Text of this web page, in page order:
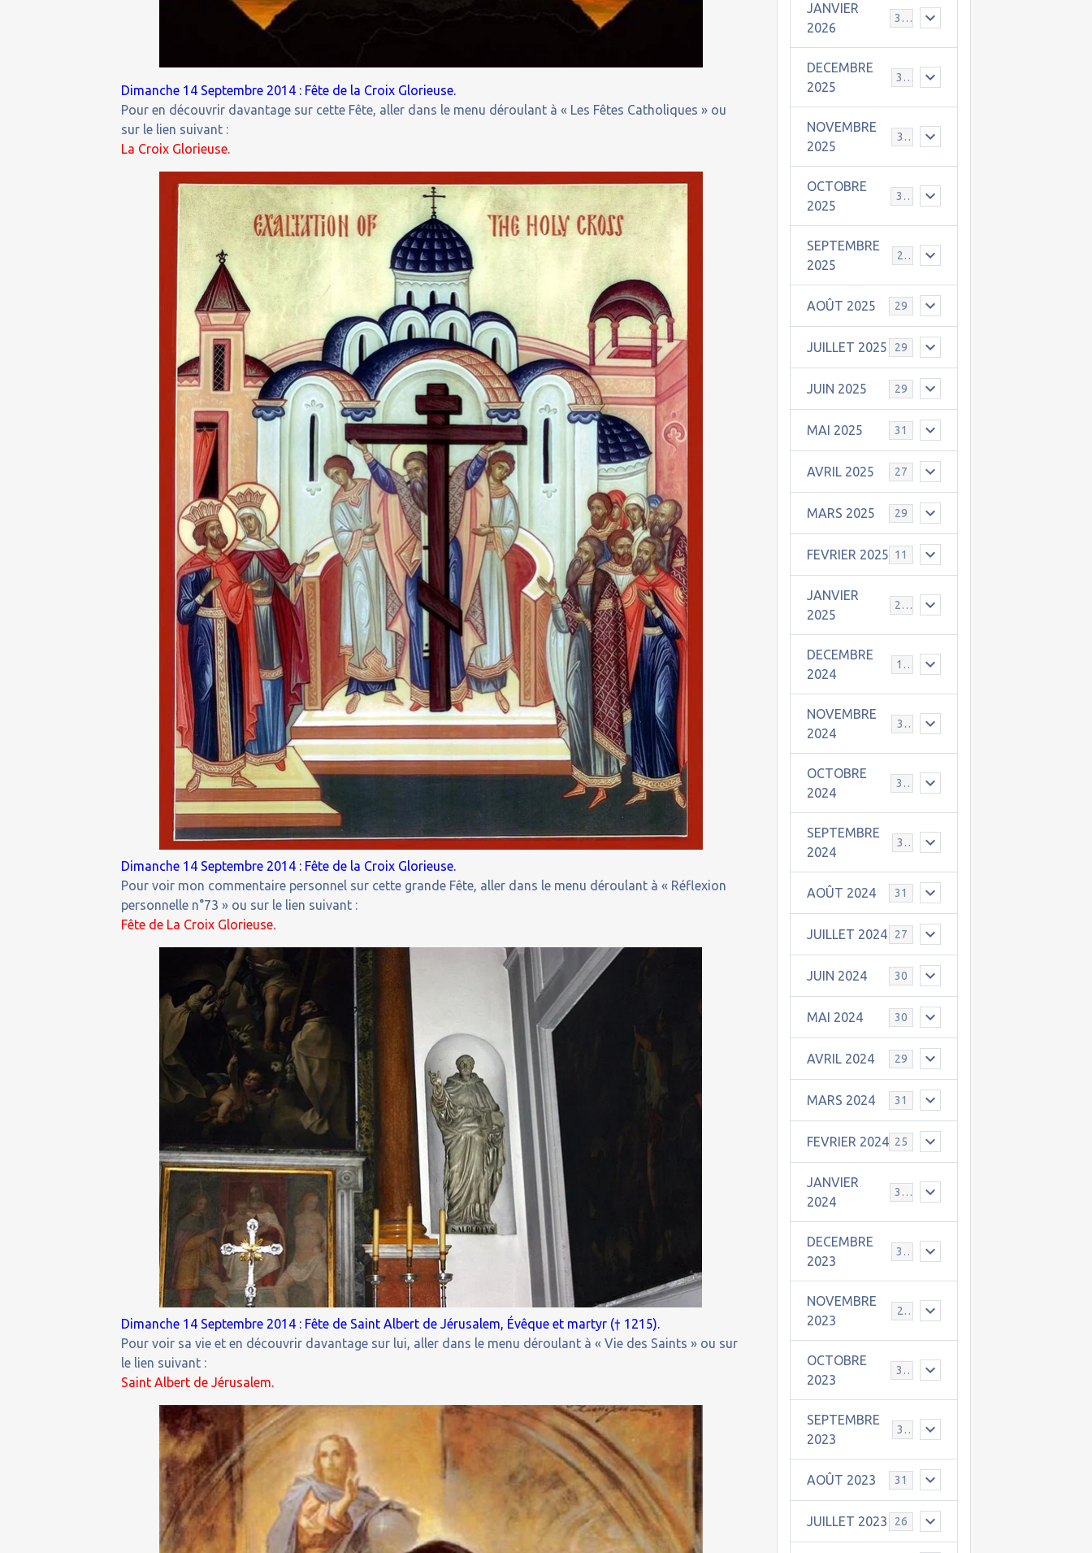
Dimanche 14 Septembre 2014 : Fête de la Croix Glorieuse.
Pour en découvrir davantage sur cette Fête, aller dans le menu déroulant à « Les Fêtes Catholiques » ou
sur le lien suivant :
La Croix Glorieuse.
Dimanche 14 Septembre 2014 : Fête de la Croix Glorieuse.
Pour voir mon commentaire personnel sur cette grande Fête, aller dans le menu déroulant à « Réflexion
personnelle n°73 » ou sur le lien suivant :
Fête de La Croix Glorieuse.
Dimanche 14 Septembre 2014 : Fête de Saint Albert de Jérusalem, Évêque et martyr († 1215).
Pour voir sa vie et en découvrir davantage sur lui, aller dans le menu déroulant à « Vie des Saints » ou sur
le lien suivant :
Saint Albert de Jérusalem.
JANVIER
2026
31
DECEMBRE
2025
30
NOVEMBRE
2025
30
OCTOBRE
2025
31
SEPTEMBRE
2025
25
AOÛT 2025 29
JUILLET 2025 29
JUIN 2025 29
MAI 2025 31
AVRIL 2025 27
MARS 2025 29
FEVRIER 2025 11
JANVIER
2025
25
DECEMBRE
2024
19
NOVEMBRE
2024
30
OCTOBRE
2024
31
SEPTEMBRE
2024
30
AOÛT 2024 31
JUILLET 2024 27
JUIN 2024 30
MAI 2024 30
AVRIL 2024 29
MARS 2024 31
FEVRIER 2024 25
JANVIER
2024
30
DECEMBRE
2023
31
NOVEMBRE
2023
24
OCTOBRE
2023
31
SEPTEMBRE
2023
30
AOÛT 2023 31
JUILLET 2023 26